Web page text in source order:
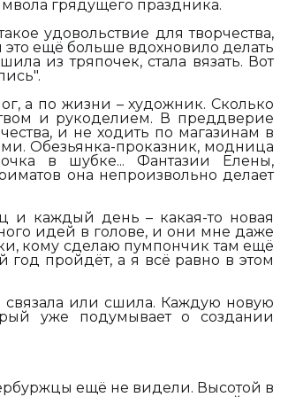
грядущего праздника.
удовольствие для творчества,
ещё больше вдохновило делать
из тряпочек, стала вязать. Вот
а по жизни – художник. Сколько
и рукоделием. В преддверие
и не ходить по магазинам в
Обезьянка-проказник, модница
в шубке... Фантазии Елены,
она непроизвольно делает
и каждый день – какая-то новая
идей в голове, и они мне даже
кому сделаю пумпончик там ещё
пройдёт, а я всё равно в этом
связала или сшила. Каждую новую
уже подумывает о создании
ещё не видели. Высотой в